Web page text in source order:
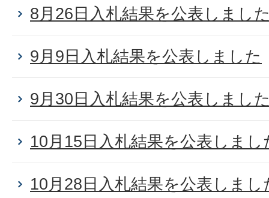
8月26日入札結果を公表しまし
9月9日入札結果を公表しました
9月30日入札結果を公表しまし
10月15日入札結果を公表しまし
10月28日入札結果を公表しまし